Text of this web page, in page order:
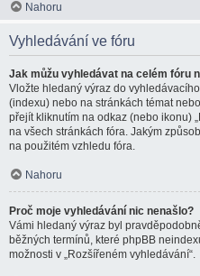
Nahoru
Vyhledávání ve fóru
Jak můžu vyhledávat na celém fóru
Vložte hledaný výraz do
(indexu) nebo na stránkách témat
přejít kliknutím na odkaz (nebo ikonu)
na všech stránkách fóra. Jakým
na použitém vzhledu fóra.
Nahoru
Proč moje vyhledávání nic nenašlo?
Vámi hledaný výraz byl
běžných termínů, které phpBB
možnosti v „Rozšířeném vyhledávání“.